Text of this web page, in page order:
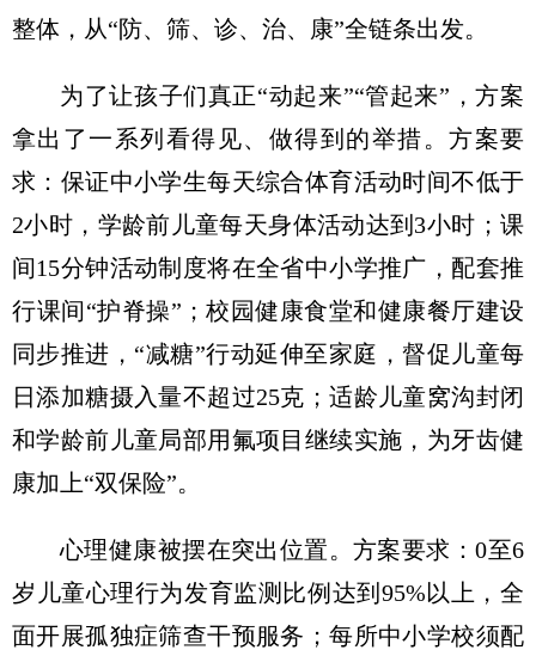
整体，从“防、筛、诊、治、康”全链条出发。
为了让孩子们真正“动起来”“管起来”，方案
拿出了一系列看得见、做得到的举措。方案要
求：保证中小学生每天综合体育活动时间不低于
2小时，学龄前儿童每天身体活动达到3小时；课
间15分钟活动制度将在全省中小学推广，配套推
行课间“护脊操”；校园健康食堂和健康餐厅建设
同步推进，“减糖”行动延伸至家庭，督促儿童每
日添加糖摄入量不超过25克；适龄儿童窝沟封闭
和学龄前儿童局部用氟项目继续实施，为牙齿健
康加上“双保险”。
心理健康被摆在突出位置。方案要求：0至6
岁儿童心理行为发育监测比例达到95%以上，全
面开展孤独症筛查干预服务；每所中小学校须配